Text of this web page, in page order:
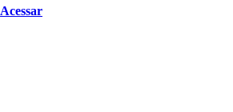
Acessar